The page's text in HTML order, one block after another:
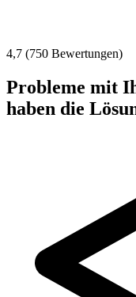
4,7 (750 Bewertungen)
Probleme mit
haben die